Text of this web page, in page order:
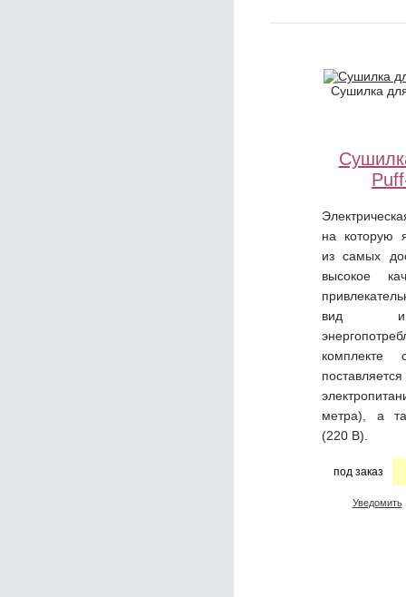
Сушилка
на которую
из самых
высокое
вид и
комплекте
метра), а
(220 В).
под заказ
Уведомить